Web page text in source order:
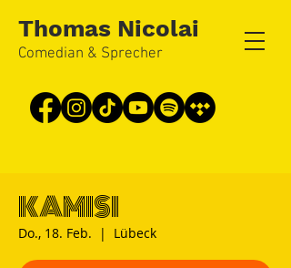
Thomas Nicolai
Comedian & Sprecher
KAMISI
Do., 18. Feb.
  |
Lübeck